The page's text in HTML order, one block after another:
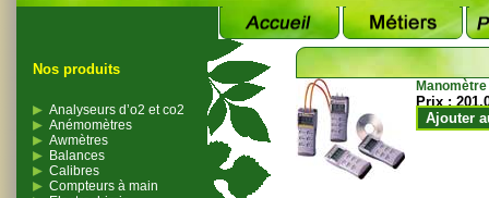
Nos produits
Analyseurs d’o2 et co2
Anémomètres
Awmètres
Balances
Calibres
Compteurs à main
Prix :
Ajouter